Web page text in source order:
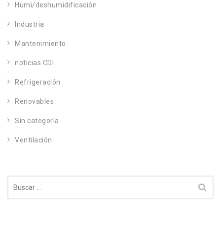
Humi/deshumidificación
Industria
Mantenimiento
noticias CDI
Refrigeración
Renovables
Sin categoría
Ventilación